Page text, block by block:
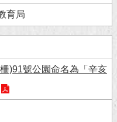
育局
)91號公園命名為「辛亥